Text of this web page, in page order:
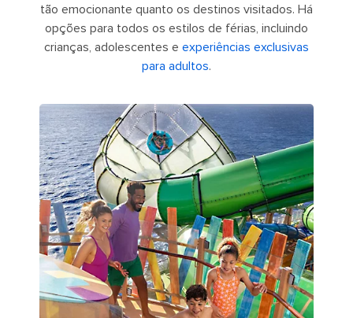
tão emocionante quanto os destinos visitados. Há
opções para todos os estilos de férias, incluindo
crianças, adolescentes e experiências exclusivas
para adultos.